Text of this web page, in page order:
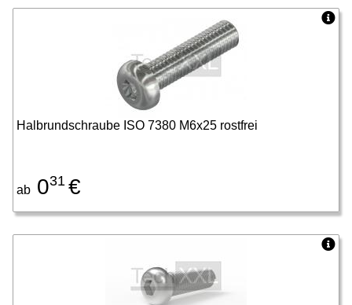
Halbrundschraube ISO 7380 M6x25 rostfrei
ab 031 €